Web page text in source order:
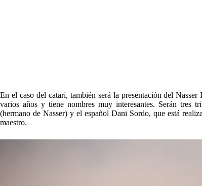
En el caso del catarí, también será la presentación del
varios años y tiene nombres muy interesantes. Serán
(hermano de Nasser) y el español Dani Sordo, que está
maestro.